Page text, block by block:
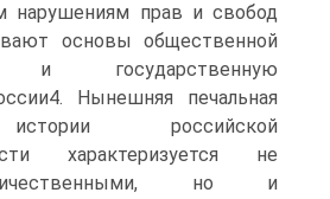
нарушениям прав и свобод
основы общественной
и государственную
Нынешняя печальная
российской
характеризуется не
но и